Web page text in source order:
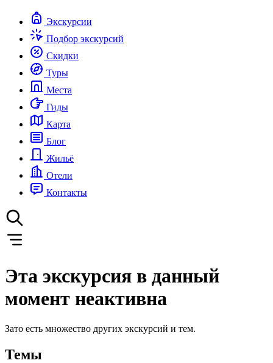
Экскурсии
Подбор экскурсий
Скидки
Туры
Места
Гиды
Карта
Блог
Жильё
Отели
Контакты
Эта экскурсия в данный
момент неактивна
Зато есть множество других экскурсий и тем.
Темы